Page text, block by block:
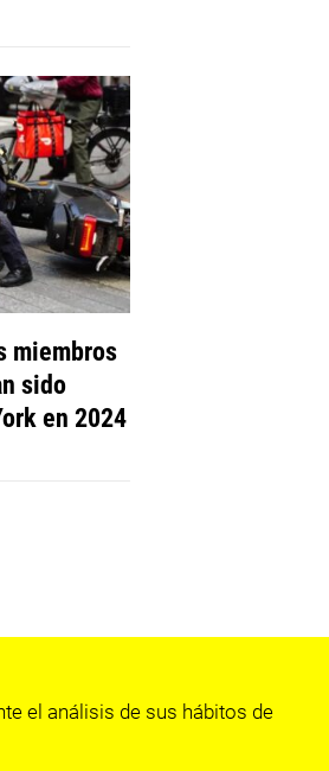
miembros
sido
en 2024
el análisis de sus hábitos de